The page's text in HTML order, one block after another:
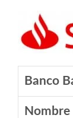
Banco
Nombre